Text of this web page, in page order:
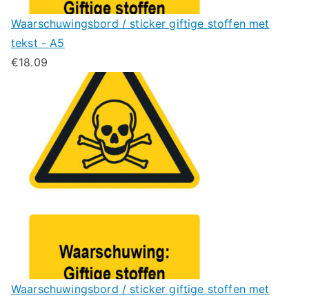
Waarschuwingsbord / sticker giftige stoffen met
tekst - A5
€18.09
Waarschuwingsbord / sticker giftige stoffen met